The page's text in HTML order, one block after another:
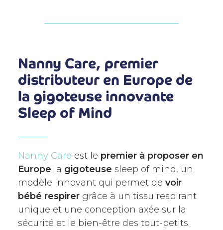
Nanny Care, premier
distributeur en Europe de
la gigoteuse innovante
Sleep of Mind
Nanny Care est le premier à proposer en
Europe la gigoteuse sleep of mind, un
modèle innovant qui permet de voir
bébé respirer grâce à un tissu respirant
unique et une conception axée sur la
sécurité et le bien-être des tout-petits.